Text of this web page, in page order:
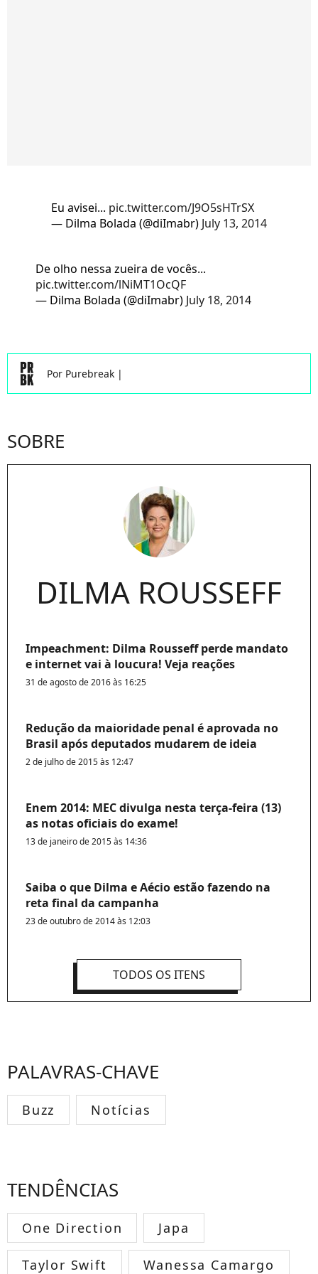
Eu avisei... pic.twitter.com/J9O5sHTrSX
— Dilma Bolada (@diImabr) July 13, 2014
De olho nessa zueira de vocês...
pic.twitter.com/lNiMT1OcQF
— Dilma Bolada (@diImabr) July 18, 2014
Por Purebreak |
SOBRE
DILMA ROUSSEFF
Impeachment: Dilma Rousseff perde mandato
e internet vai à loucura! Veja reações
31 de agosto de 2016 às 16:25
Redução da maioridade penal é aprovada no
Brasil após deputados mudarem de ideia
2 de julho de 2015 às 12:47
Enem 2014: MEC divulga nesta terça-feira (13)
as notas oficiais do exame!
13 de janeiro de 2015 às 14:36
Saiba o que Dilma e Aécio estão fazendo na
reta final da campanha
23 de outubro de 2014 às 12:03
TODOS OS ITENS
PALAVRAS-CHAVE
Buzz Notícias
TENDÊNCIAS
One Direction Japa
Taylor Swift Wanessa Camargo